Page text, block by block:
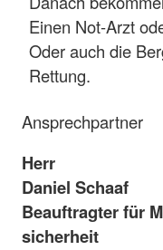
Einen Not-Arzt
Oder auch die
Rettung.
Ansprechpartner
Herr
Daniel Schaaf
Beauftragter für
sicherheit